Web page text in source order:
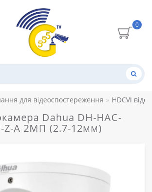
0
для відеоспостереження HDCVI
Dahua DH-HAC-
Z-A 2МП (2.7-12мм)